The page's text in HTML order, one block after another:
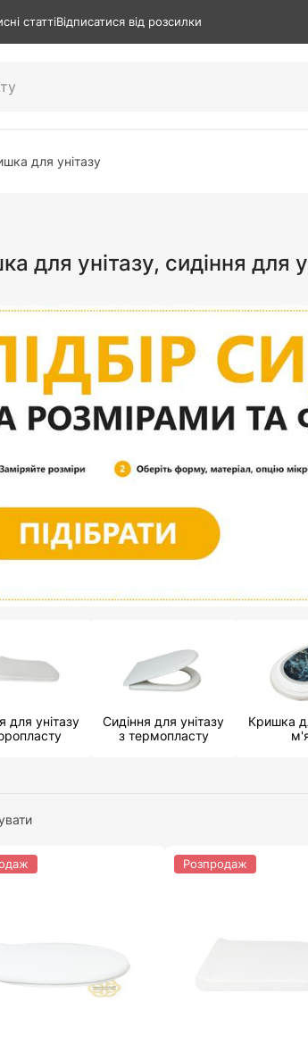
статтіВідписатися від розсилки
для унітазу
для унітазу, сидіння для
для унітазу
Сидіння для унітазу
з термопласту
Кришка
Розпродаж